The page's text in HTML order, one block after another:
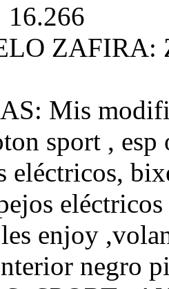
16.266
ZAFIRA:
Mis
sport , esp
eléctricos,
enjoy
negro